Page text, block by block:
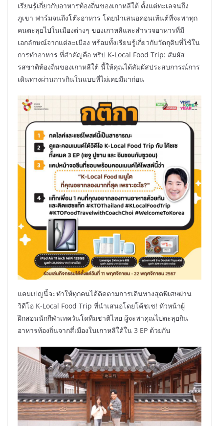
เรียนรู้เกี่ยวกับอาหารท้องถิ่นของเกาหลีใต้ ตั้งแต่ทะเลจนถึง
ภูเขา ฟาร์มจนถึงโต๊ะอาหาร โดยนำเสนอคอนเท้นต์ที่จะพาทุก
คนตะลุยไปในเมืองต่างๆ ของเกาหลีและสำรวจอาหารที่มี
เอกลักษณ์จากแต่ละเมือง พร้อมทั้งเรียนรู้เกี่ยวกับวัตถุดิบที่ใช้ใน
การทำอาหาร ที่สำคัญคือ ทริป K-Local Food Trip: สัมผัส
รสชาติท้องถิ่นของเกาหลีใต้ นี้ให้คุณได้สัมผัสประสบการณ์การ
เดินทางผ่านการกินในแบบที่ไม่เคยมีมาก่อน
แคมเปญนี้จะทำให้ทุกคนได้ติดตามการเดินทางสุดพิเศษผ่าน
วิดีโอ K-Local Food Trip ที่นำเสนอโดยโค้ชเช! หัวหน้าผู้
ฝึกสอนนักกีฬาเทควันโดทีมชาติไทย ผู้จะพาคุณไปตะลุยกิน
อาหารท้องถิ่นจากสี่เมืองในเกาหลีใต้ใน 3 EP ด้วยกัน